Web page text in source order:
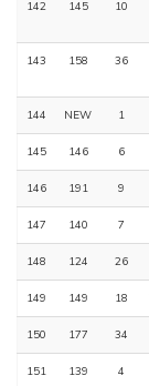
142 145 10
143 158 36
144 NEW 1
145 146 6
146 191 9
147 140 7
148 124 26
149 149 18
150 177 34
151 139 4